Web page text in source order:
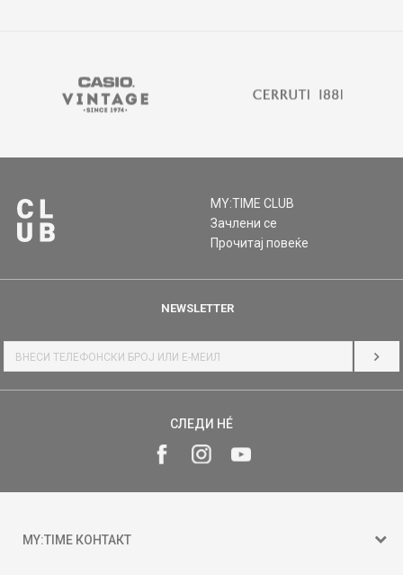
MY:TIME CLUB
Зачлени се
Прочитај повеќе
NEWSLETTER
СЛЕДИ НÉ
MY:TIME КОНТАКТ